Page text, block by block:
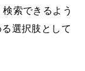
索できるよう
選択肢として